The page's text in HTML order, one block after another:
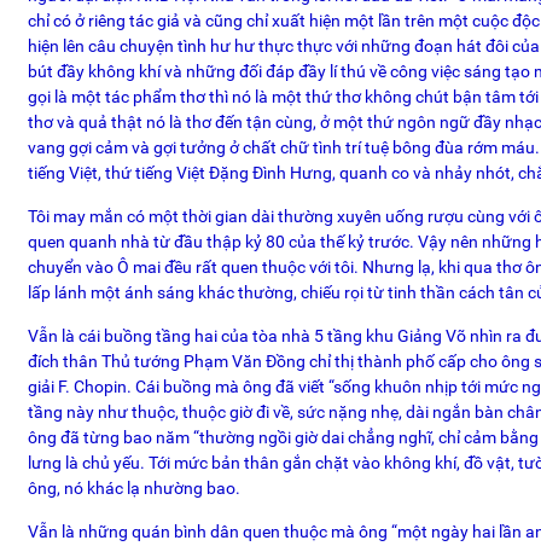
chỉ có ở riêng tác giả và cũng chỉ xuất hiện một lần trên một cuộc
hiện lên câu chuyện tình hư hư thực thực với những đoạn hát đôi
bút đầy không khí và những đối đáp đầy lí thú về công việc sáng tạo
gọi là một tác phẩm thơ thì nó là một thứ thơ không chút bận tâm
thơ và quả thật nó là thơ đến tận cùng, ở một thứ ngôn ngữ đầy
vang gợi cảm và gợi tưởng ở chất chữ tình trí tuệ bông đùa rớm
tiếng Việt, thứ tiếng Việt Đặng Đình Hưng, quanh co và nhảy nhót,
Tôi may mắn có một thời gian dài thường xuyên uống rượu cùng với
quen quanh nhà từ đầu thập kỷ 80 của thế kỷ trước. Vậy nên
chuyển vào Ô mai đều rất quen thuộc với tôi. Nhưng lạ, khi qua thơ
lấp lánh một ánh sáng khác thường, chiếu rọi từ tinh thần cách tân
Vẫn là cái buồng tầng hai của tòa nhà 5 tầng khu Giảng Võ nhìn ra
đích thân Thủ tướng Phạm Văn Đồng chỉ thị thành phố cấp cho ông
giải F. Chopin. Cái buồng mà ông đã viết “sống khuôn nhịp tới mức
tầng này như thuộc, thuộc giờ đi về, sức nặng nhẹ, dài ngắn bàn
ông đã từng bao năm “thường ngồi giờ dai chẳng nghĩ, chỉ cảm
lưng là chủ yếu. Tới mức bản thân gắn chặt vào không khí, đồ vật,
ông, nó khác lạ nhường bao.
Vẫn là những quán bình dân quen thuộc mà ông “một ngày hai lần